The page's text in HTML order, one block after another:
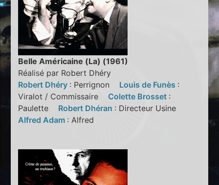
Belle Américaine (La) (1961)
Réalisé par Robert Dhéry
Robert Dhéry : Perrignon Louis de Funès :
Viralot / Commissaire Colette Brosset :
Paulette Robert Dhéran : Directeur Usine
Alfred Adam : Alfred